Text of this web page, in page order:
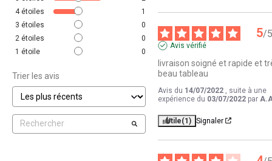
4 étoiles
1
3 étoiles
0
2 étoiles
0
1 étoile 0
Trier les avis
5/5
Avis vérifié
livraison soigné et rapide et
beau tableau
Avis du 14/07/2022
, suite à une
expérience du 03/07/2022 par
Utile(1) Signaler